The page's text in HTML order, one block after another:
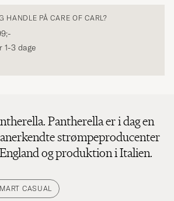
HANDLE PÅ CARE OF CARL?
1-3 dage
Pantherella er i dag en
strømpeproducenter
og produktion i Italien.
CASUAL